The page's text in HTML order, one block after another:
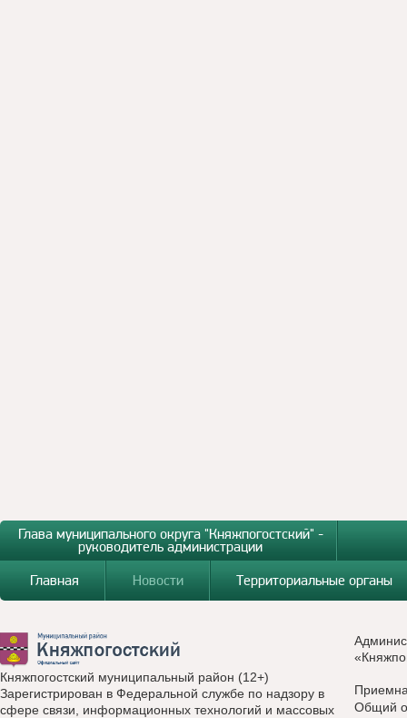
Глава муниципального округа "Княжпогостский" -
руководитель администрации
Главная
Новости Территориальные органы
Княжпогостский муниципальный район (12+)
Зарегистрирован в Федеральной службе по надзору в
сфере связи, информационных технологий и массовых
Общий